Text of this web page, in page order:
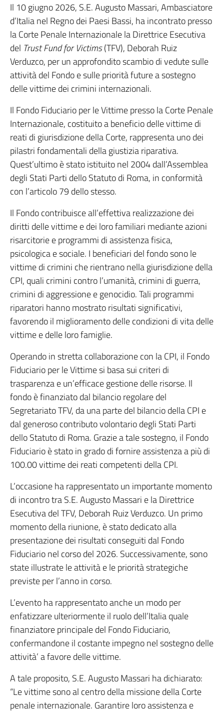
Il 10 giugno 2026, S.E. Augusto Massari, Ambasciatore
d’Italia nel Regno dei Paesi Bassi, ha incontrato presso
la Corte Penale Internazionale la Direttrice Esecutiva
del Trust Fund for Victims(TFV), Deborah Ruiz
Verduzco, per un approfondito scambio di vedute sulle
attività del Fondo e sulle priorità future a sostegno
delle vittime dei crimini internazionali.
Il Fondo Fiduciario per le Vittime presso la Corte Penale
Internazionale, costituito a beneficio delle vittime di
reati di giurisdizione della Corte, rappresenta uno dei
pilastri fondamentali della giustizia riparativa.
Quest’ultimo è stato istituito nel 2004 dall’Assemblea
degli Stati Parti dello Statuto di Roma, in conformità
con l’articolo 79 dello stesso.
Il Fondo contribuisce all’effettiva realizzazione dei
diritti delle vittime e dei loro familiari mediante azioni
risarcitorie e programmi di assistenza fisica,
psicologica e sociale. I beneficiari del fondo sono le
vittime di crimini che rientrano nella giurisdizione della
CPI, quali crimini contro l’umanità, crimini di guerra,
crimini di aggressione e genocidio. Tali programmi
riparatori hanno mostrato risultati significativi,
favorendo il miglioramento delle condizioni di vita delle
vittime e delle loro famiglie.
Operando in stretta collaborazione con la CPI, il Fondo
Fiduciario per le Vittime si basa sui criteri di
trasparenza e un’efficace gestione delle risorse. Il
fondo è finanziato dal bilancio regolare del
Segretariato TFV, da una parte del bilancio della CPI e
dal generoso contributo volontario degli Stati Parti
dello Statuto di Roma. Grazie a tale sostegno, il Fondo
Fiduciario è stato in grado di fornire assistenza a più di
100.00 vittime dei reati competenti della CPI.
L’occasione ha rappresentato un importante momento
di incontro tra S.E. Augusto Massari e la Direttrice
Esecutiva del TFV, Deborah Ruiz Verduzco. Un primo
momento della riunione, è stato dedicato alla
presentazione dei risultati conseguiti dal Fondo
Fiduciario nel corso del 2026. Successivamente, sono
state illustrate le attività e le priorità strategiche
previste per l’anno in corso.
L’evento ha rappresentato anche un modo per
enfatizzare ulteriormente il ruolo dell’Italia quale
finanziatore principale del Fondo Fiduciario,
confermandone il costante impegno nel sostegno delle
attività’ a favore delle vittime.
A tale proposito, S.E. Augusto Massari ha dichiarato:
“Le vittime sono al centro della missione della Corte
penale internazionale. Garantire loro assistenza e